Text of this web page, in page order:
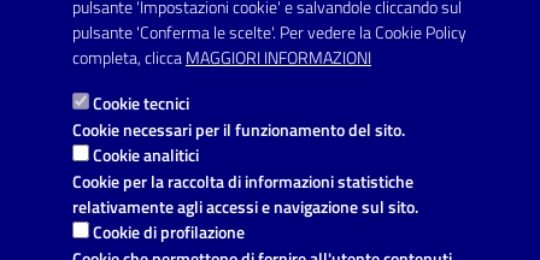
pulsante 'Impostazioni cookie' e salvandole cliccando sul
pulsante 'Conferma le scelte'. Per vedere la Cookie Policy
completa, cliccaMAGGIORI INFORMAZIONI
Cookie tecnici
Cookie necessari per il funzionamento del sito.
Cookie analitici
Cookie per la raccolta di informazioni statistiche
relativamente agli accessi e navigazione sul sito.
Cookie di profilazione
VIVERE IL COMUNE
Luoghi
Eventi
AMMINISTRAZIONE TRASPARENTE
I dati personali pubblicati sono riutilizzabili solo alle condizioni
previste dalla direttiva comunitaria 2003/98/CE e dal d.lgs.